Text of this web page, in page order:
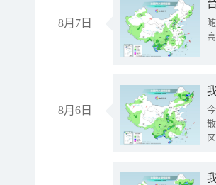
8月7日
8月6日